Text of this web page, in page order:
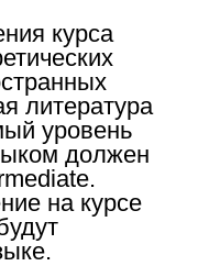
курса
литература
уровень
должен
на курсе